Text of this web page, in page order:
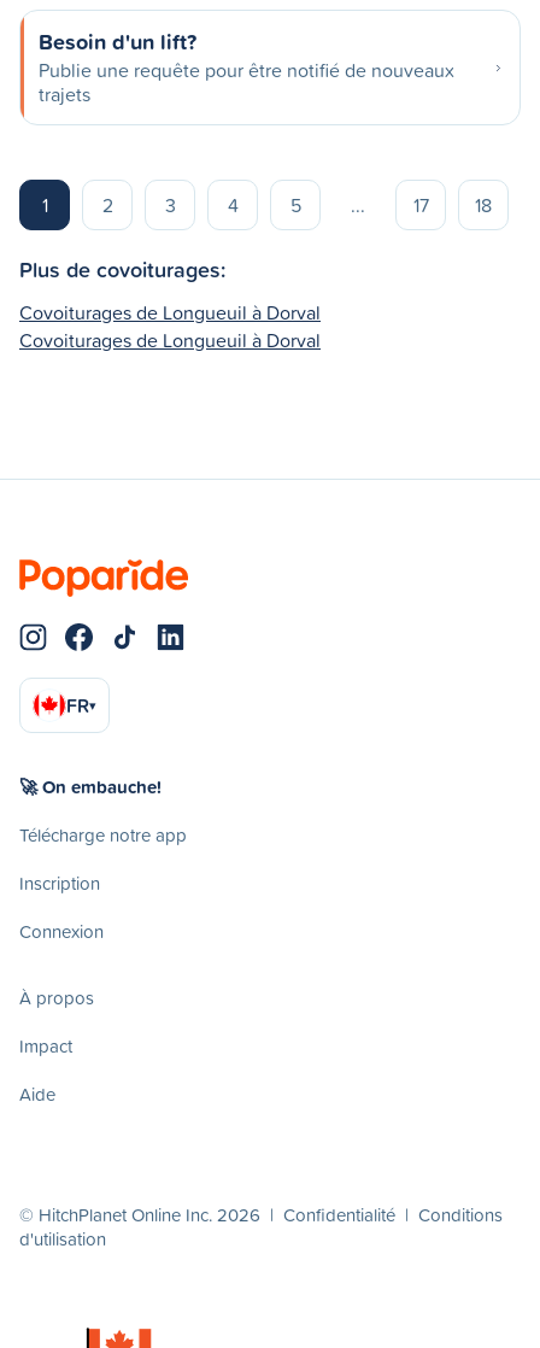
Besoin d'un lift?
Publie une requête pour être notifié de nouveaux
trajets
1 2 3 4 5 ... 17 18
Plus de covoiturages:
Covoiturages de Longueuil à Dorval
Covoiturages de Longueuil à Dorval
FR▾
🚀 On embauche!
Télécharge notre app
Inscription
Connexion
À propos
Impact
Aide
© HitchPlanet Online Inc. 2026 | Confidentialité | Conditions
d'utilisation